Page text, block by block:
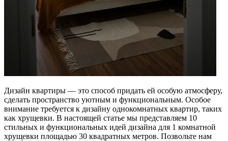
Дизайн квартиры — это способ придать ей особую атмосферу,
сделать пространство уютным и функциональным. Особое
внимание требуется к дизайну однокомнатных квартир, таких
как хрущевки. В настоящей статье мы представляем 10
стильных и функциональных идей дизайна для 1 комнатной
хрущевки площадью 30 квадратных метров. Позвольте нам